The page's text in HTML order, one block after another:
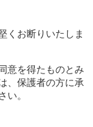
くお断りいたしま
意を得たものとみ
、保護者の方に承
い。